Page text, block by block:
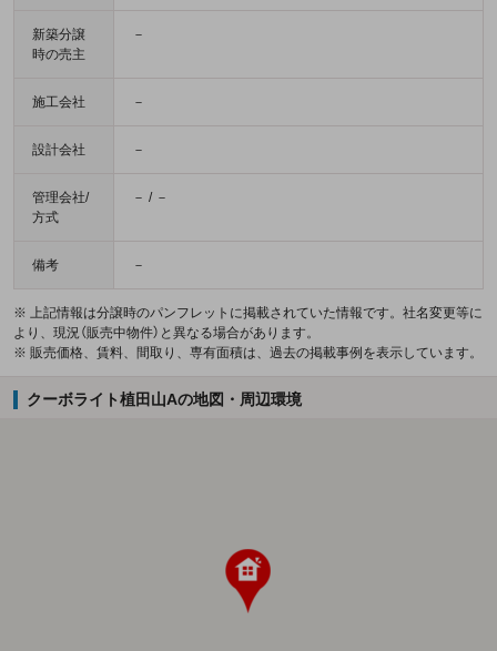
新築分譲
時の売主
－
施工会社 －
設計会社 －
管理会社/
方式
－ / －
備考 －
※ 上記情報は分譲時のパンフレットに掲載されていた情報です。社名変更等に
より、現況（販売中物件）と異なる場合があります。
※ 販売価格、賃料、間取り、専有面積は、過去の掲載事例を表示しています。
クーボライト植田山Aの地図・周辺環境